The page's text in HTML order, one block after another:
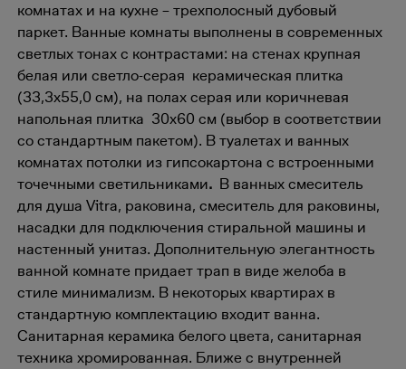
комнатах и на кухне – трехполосный дубовый
паркет. Ванные комнаты выполнены в современных
светлых тонах с контрастами: на стенах крупная
белая или светло-серая керамическая плитка
(33,3x55,0 см), на полах серая или коричневая
напольная плитка 30x60 см (выбор в соответствии
со стандартным пакетом). В туалетах и ванных
комнатах потолки из гипсокартона с встроенными
точечными светильниками. В ванных смеситель
для душа Vitra, раковина, смеситель для раковины,
насадки для подключения стиральной машины и
настенный унитаз. Дополнительную элегантность
ванной комнате придает трап в виде желоба в
стиле минимализм. В некоторых квартирах в
стандартную комплектацию входит ванна.
Санитарная керамика белого цвета, санитарная
техника хромированная. Ближе с внутренней